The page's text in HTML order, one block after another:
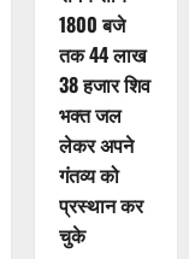
1800 बजे
तक 44 लाख
38 हजार शिव
भक्त जल
लेकर अपने
गंतव्य को
प्रस्थान कर
चुके